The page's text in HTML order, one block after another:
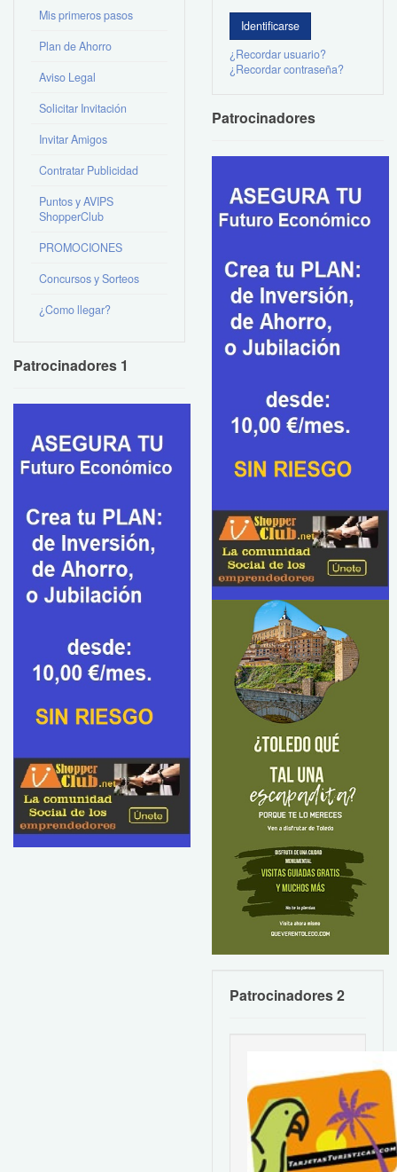
Mis primeros pasos
Plan de Ahorro
Aviso Legal
Solicitar Invitación
Invitar Amigos
Contratar Publicidad
Puntos y AVIPS
ShopperClub
PROMOCIONES
Concursos y Sorteos
¿Como llegar?
Patrocinadores 1
¿Recordar usuario?
¿Recordar contraseña?
Patrocinadores
Patrocinadores 2